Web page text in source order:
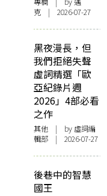
克 | 2026-07-27
黑夜漫長，但
我們拒絕失聲
虛詞精選「歐
亞紀錄片週
2026」4部必看
之作
其他 | by 虛詞編
輯部 | 2026-07-27
後巷中的智慧
國王